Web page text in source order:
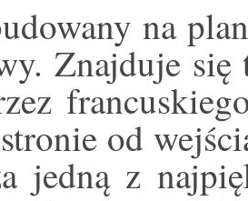
na
Znajduje
od
jedną z